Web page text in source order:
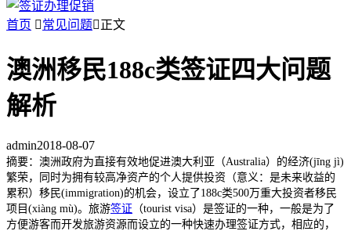
首页 常见问题正文
澳洲移民188c类签证四大问题
解析
admin2018-08-07
摘要：澳洲政府为直接有效地促进澳大利亚（Australia）的经济(jīng jì)
繁荣，同时为拥有较高净资产的个人提供投资（意义：是未来收益的
累积）移民(immigration)的机会，设立了188c类500万重大投资者移民
项目(xiàng mù)。旅游签证 （tourist visa）是签证的一种，一般是为了
方便游客而开发旅游资源而设立的一种快速办理签证方式，相应的，